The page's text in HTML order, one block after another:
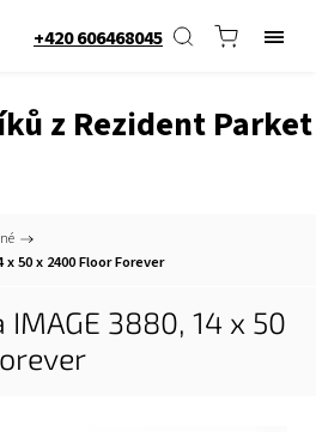
+420 606468045
z Rezident Parket
/
50 x 2400Floor Forever
3880, 14 x 50